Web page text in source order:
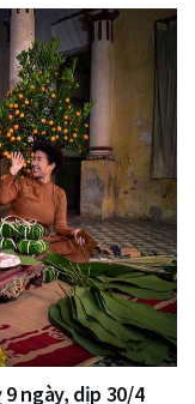
ngày, dịp 30/4